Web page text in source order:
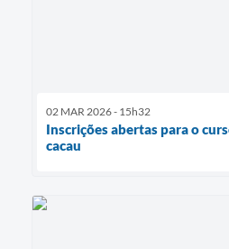
02 MAR 2026 - 15h32
Inscrições abertas para o
cacau